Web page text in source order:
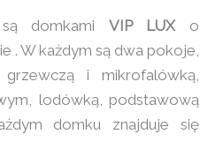
domkami VIP LUXo
. W każdym są dwa pokoje,
i mikrofalówką,
lodówką, podstawową
domku znajduje się